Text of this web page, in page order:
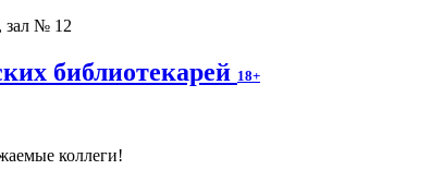
зал № 12
библиотекарей 18+
коллеги!